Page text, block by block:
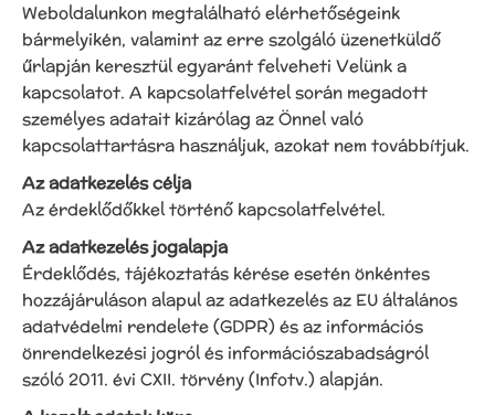
Weboldalunkon megtalálható elérhetőségeink
bármelyikén, valamint az erre szolgáló üzenetküldő
űrlapján keresztül egyaránt felveheti Velünk a
kapcsolatot. A kapcsolatfelvétel során megadott
személyes adatait kizárólag az Önnel való
kapcsolattartásra használjuk, azokat nem továbbítjuk.
Az adatkezelés célja
Az érdeklődőkkel történő kapcsolatfelvétel.
Az adatkezelés jogalapja
Érdeklődés, tájékoztatás kérése esetén önkéntes
hozzájáruláson alapul az adatkezelés az EU általános
adatvédelmi rendelete (GDPR) és az információs
önrendelkezési jogról és információszabadságról
szóló 2011. évi CXII. törvény (Infotv.) alapján.